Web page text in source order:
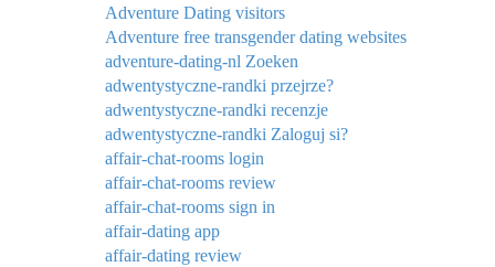
Adventure Dating visitors
Adventure free transgender dating websites
adventure-dating-nl Zoeken
adwentystyczne-randki przejrze?
adwentystyczne-randki recenzje
adwentystyczne-randki Zaloguj si?
affair-chat-rooms login
affair-chat-rooms review
affair-chat-rooms sign in
affair-dating app
affair-dating review